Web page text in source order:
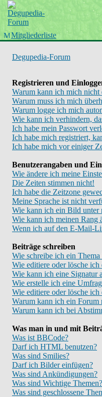
Mitgliederliste
Startseite
Wiki
Forum
Chinboard
Degupedia-Forum
Registrieren und
Warum kann ich mich nicht
Warum muss ich mich
Warum logge ich mich
Wie kann ich verhindern,
Ich habe mein Passwort
Ich habe mich registriert,
Ich habe mich vor einiger
Benutzerangaben und
Wie ändere ich meine
Die Zeiten stimmen nicht!
Ich habe die Zeitzone
Meine Sprache ist nicht
Wie kann ich ein Bild unter
Wie kann ich meinen Rang
Wenn ich auf den E-Mail-
Beiträge schreiben
Wie schreibe ich ein
Wie editiere oder lösche ich
Wie kann ich eine Signatur
Wie erstelle ich eine
Wie editiere oder lösche ich
Warum kann ich ein Forum
Warum kann ich bei
Was man in und mit
Was ist BBCode?
Darf ich HTML benutzen?
Was sind Smilies?
Darf ich Bilder einfügen?
Was sind Ankündigungen?
Was sind Wichtige Themen?
Was sind geschlossene